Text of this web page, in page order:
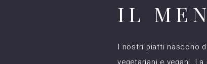
IL
I nostri piatti nascono